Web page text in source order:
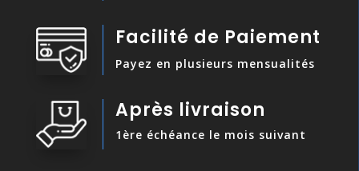
Facilité de Paiement
Payez en plusieurs mensualités
Après livraison
1ère échéance le mois suivant